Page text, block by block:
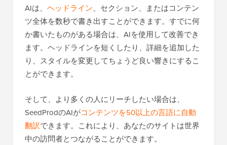
AIは、 ヘッドライン、セクション、またはコンテン
ツ全体を数秒で書き出すことができます。すでに何
か書いたものがある場合は、AIを使用して改善でき
ます。ヘッドラインを短くしたり、詳細を追加した
り、スタイルを変更してちょうど良い響きにするこ
とができます。
そして、より多くの人にリーチしたい場合は、
SeedProdのAIがコンテンツを50以上の言語に自動
翻訳できます。これにより、あなたのサイトは世界
中の訪問者とつながることができます。